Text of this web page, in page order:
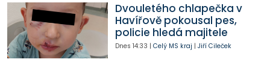
Dvouletého chlapečka v
Havířově pokousal pes,
policie hledá majitele
Dnes 14:33 | Celý MS kraj | Jiří Cileček